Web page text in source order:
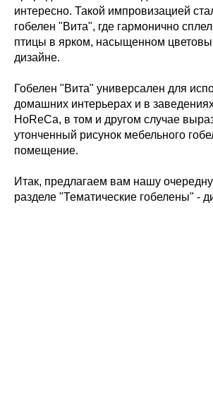
интересно. Такой импровизацией
гобелен "Вита", где гармонично
птицы в ярком, насыщенном
дизайне.
Гобелен "Вита" универсален для
домашних интерьерах и в
HoReCa, в том и другом случае
утонченный рисунок мебельного
помещение.
Итак, предлагаем вам нашу
разделе "Тематические гобелены" -